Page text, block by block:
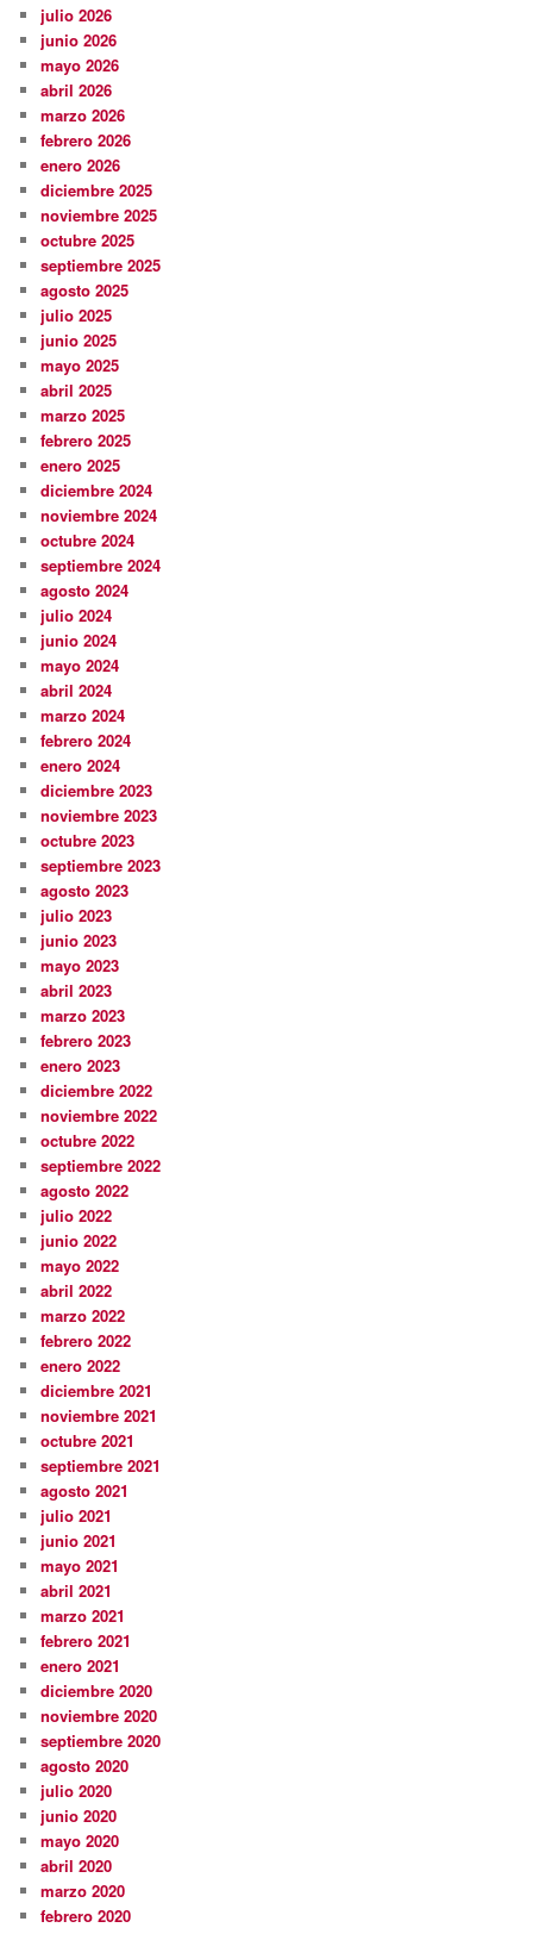
julio 2026
junio 2026
mayo 2026
abril 2026
marzo 2026
febrero 2026
enero 2026
diciembre 2025
noviembre 2025
octubre 2025
septiembre 2025
agosto 2025
julio 2025
junio 2025
mayo 2025
abril 2025
marzo 2025
febrero 2025
enero 2025
diciembre 2024
noviembre 2024
octubre 2024
septiembre 2024
agosto 2024
julio 2024
junio 2024
mayo 2024
abril 2024
marzo 2024
febrero 2024
enero 2024
diciembre 2023
noviembre 2023
octubre 2023
septiembre 2023
agosto 2023
julio 2023
junio 2023
mayo 2023
abril 2023
marzo 2023
febrero 2023
enero 2023
diciembre 2022
noviembre 2022
octubre 2022
septiembre 2022
agosto 2022
julio 2022
junio 2022
mayo 2022
abril 2022
marzo 2022
febrero 2022
enero 2022
diciembre 2021
noviembre 2021
octubre 2021
septiembre 2021
agosto 2021
julio 2021
junio 2021
mayo 2021
abril 2021
marzo 2021
febrero 2021
enero 2021
diciembre 2020
noviembre 2020
septiembre 2020
agosto 2020
julio 2020
junio 2020
mayo 2020
abril 2020
marzo 2020
febrero 2020